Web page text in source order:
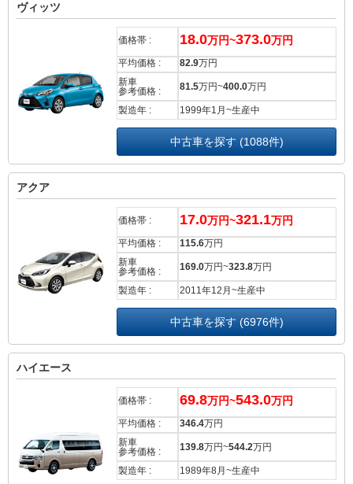
ヴィッツ
価格帯 : 18.0万円~373.0万円
平均価格 : 82.9万円
新車
参考価格 :
81.5万円~400.0万円
製造年 : 1999年1月~生産中
中古車を探す (1088件)
アクア
価格帯 : 17.0万円~321.1万円
平均価格 : 115.6万円
新車
参考価格 :
169.0万円~323.8万円
製造年 : 2011年12月~生産中
中古車を探す (6976件)
ハイエース
価格帯 : 69.8万円~543.0万円
平均価格 : 346.4万円
新車
参考価格 :
139.8万円~544.2万円
製造年 : 1989年8月~生産中